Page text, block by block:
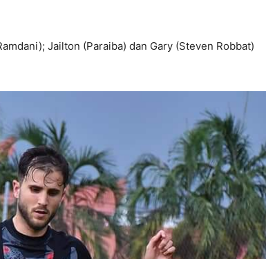
Jailton (Paraiba) dan Gary (Steven Robbat)